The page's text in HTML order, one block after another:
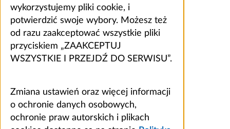
wykorzystujemy pliki cookie, i
potwierdzić swoje wybory. Możesz też
od razu zaakceptować wszystkie pliki
przyciskiem „ZAAKCEPTUJ
WSZYSTKIE I PRZEJDŹ DO SERWISU”.
Zmiana ustawień oraz więcej informacji
o ochronie danych osobowych,
ochronie praw autorskich i plikach